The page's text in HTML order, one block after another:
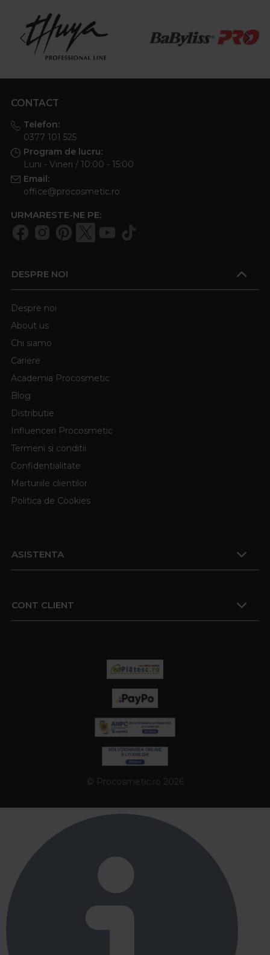
CONTACT
Telefon:
0377 101 525
Program de lucru:
Luni - Vineri / 10:00 - 15:00
Email:
office@procosmetic.ro
URMARESTE-NE PE:
DESPRE NOI
Despre noi
About us
Chi siamo
Cariere
Academia Procosmetic
Blog
Distributie
Influenceri Procosmetic
Termeni si conditii
Confidentialitate
Marturiile clientilor
Politica de Cookies
ASISTENTA
CONT CLIENT
© Procosmetic.ro 2026